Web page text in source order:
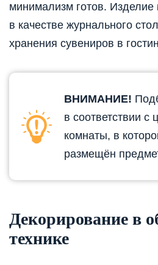
минимализм готов. Изделие
в качестве журнального
хранения сувениров в
ВНИМАНИЕ!
в соответствии с
комнаты, в
размещён
Декорирование в
технике